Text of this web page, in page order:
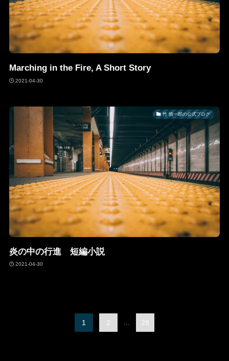
Marching in the Fire, A Short Story
2021-04-30
竹 慎一郎の公式ブログ
炎の中の行進 短編小説
2021-04-30
1 2 28